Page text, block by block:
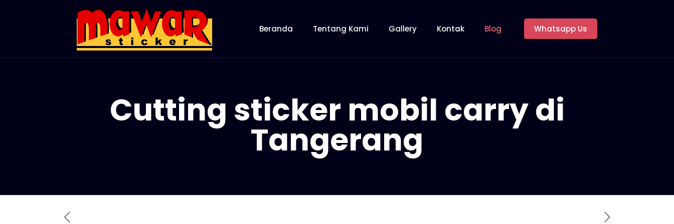
Beranda Tentang Kami Gallery Kontak Blog Whatsapp Us
Cutting sticker mobil carry di
Tangerang